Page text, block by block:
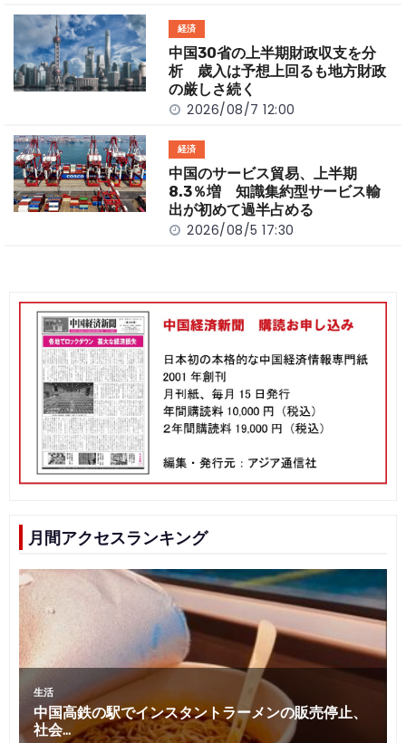
経済
中国30省の上半期財政収支を分
析 歳入は予想上回るも地方財政
の厳しさ続く
2026/08/7 12:00
経済
中国のサービス貿易、上半期
8.3％増 知識集約型サービス輸
出が初めて過半占める
2026/08/5 17:30
月間アクセスランキング